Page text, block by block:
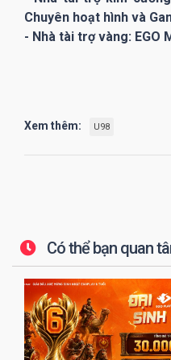
Chuyên hoạt hình và
- Nhà tài trợ vàng: EGO
Xem thêm: U98
Có thể bạn quan